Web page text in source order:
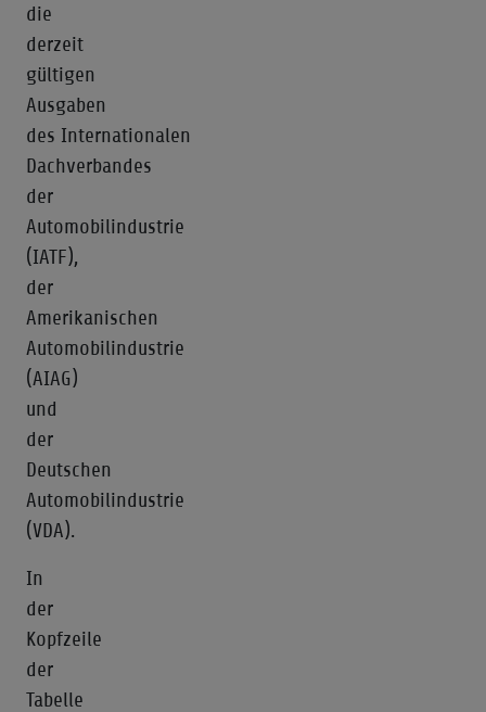
die
derzeit
gültigen
Ausgaben
des Internationalen
Dachverbandes
der
Automobilindustrie
(IATF),
der
Amerikanischen
Automobilindustrie
(AIAG)
und
der
Deutschen
Automobilindustrie
(VDA).
In
der
Kopfzeile
der
Tabelle